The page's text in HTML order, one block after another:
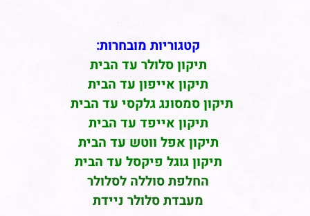
קטגוריות מובחרות:
תיקון סלולר עד הבית
תיקון אייפון עד הבית
תיקון סמסונג גלקסי עד הבית
תיקון אייפד עד הבית
תיקון אפל ווטש עד הבית
תיקון גוגל פיקסל עד הבית
החלפת סוללה לסלולר
מעבדת סלולר ניידת